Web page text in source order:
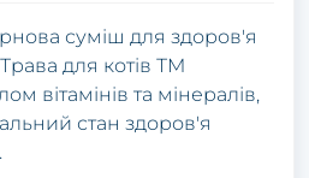
суміш для здоров'я
для котів ТМ
вітамінів та мінералів,
стан здоров'я